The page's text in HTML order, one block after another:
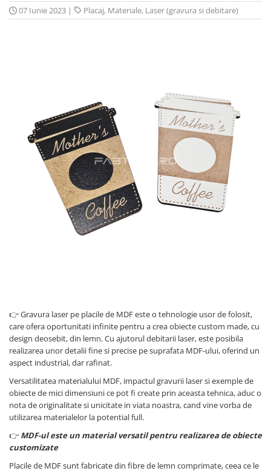
PVC-Rigid CAW
Produs Configurabil
Placi lemnoase
Carton Duplex
Carton Ondulat
Mucava / Carton de legatorie
Placi Bond ACP
Accesorii
Adezivi
07 Iunie 2023 | Placaj, Materiale, Laser (gravura si debitare)
👉 Gravura laser pe placile de MDF este o tehnologie usor de folosit,
care ofera oportunitati infinite pentru a crea obiecte custom made, cu
design deosebit, din lemn. Cu ajutorul debitarii laser, este posibila
realizarea unor detalii fine si precise pe suprafata MDF-ului, oferind un
aspect industrial, dar rafinat.
Versatilitatea materialului MDF, impactul gravurii laser si exemple de
obiecte de mici dimensiuni ce pot fi create prin aceasta tehnica, aduc o
nota de originalitate si unicitate in viata noastra, cand vine vorba de
utilizarea materialelor la potential full.
👉 MDF-ul este un material versatil pentru realizarea de obiecte
customizate
Placile de MDF sunt fabricate din fibre de lemn comprimate, ceea ce le